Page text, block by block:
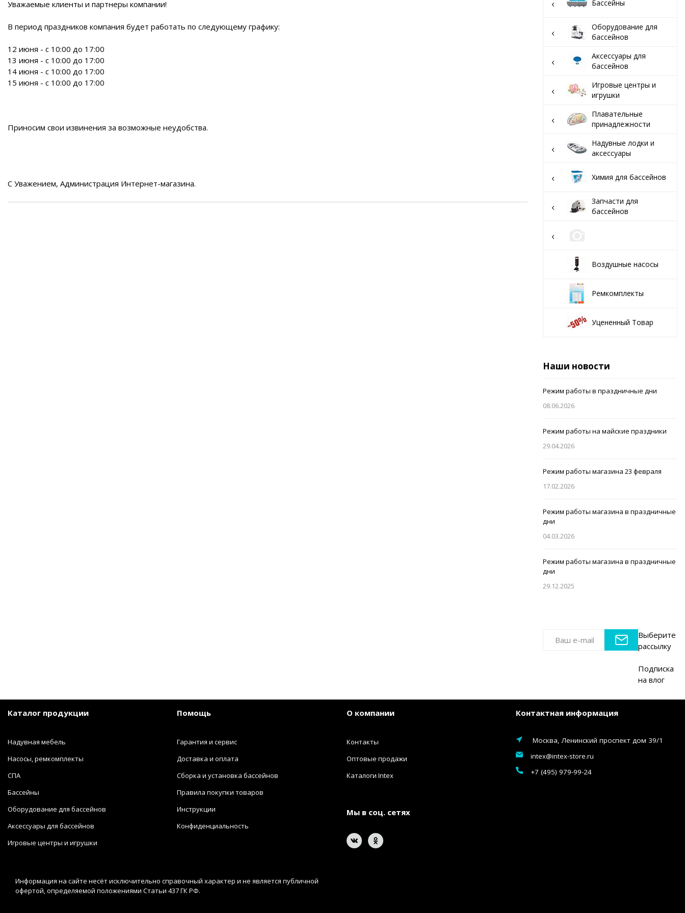
Бассейны
Оборудование для
бассейнов
Аксессуары для
бассейнов
Игровые центры и
игрушки
Плавательные
принадлежности
Надувные лодки и
аксессуары
Химия для бассейнов
Запчасти для
бассейнов
Воздушные насосы
Ремкомплекты
Уцененный Товар
Наши новости
Режим работы в праздничные дни
08.06.2026
Режим работы на майские праздники
29.04.2026
Режим работы магазина 23 февраля
17.02.2026
Режим работы магазина в праздничные
дни
04.03.2026
Режим работы магазина в праздничные
дни
29.12.2025
Выберите
рассылку
Подписка
на влог
Уважаемые клиенты и партнеры компании!
В период праздников компания будет работать по следующему графику:
12 июня - с 10:00 до 17:00
13 июня - с 10:00 до 17:00
14 июня - с 10:00 до 17:00
15 июня - с 10:00 до 17:00
Приносим свои извинения за возможные неудобства.
С Уважением, Администрация Интернет-магазина.
Каталог продукции
Надувная мебель
Насосы, ремкомплекты
СПА
Бассейны
Оборудование для бассейнов
Аксессуары для бассейнов
Игровые центры и игрушки
Помощь
Гарантия и сервис
Доставка и оплата
Сборка и установка бассейнов
Правила покупки товаров
Инструкции
Конфиденциальность
О компании
Контакты
Оптовые продажи
Каталоги Intex
Мы в соц. сетях
Контактная информация
Москва, Ленинский проспект дом 39/1
intex@intex-store.ru
+7 (495) 979-99-24
Информация на сайте несёт исключительно справочный характер и не является публичной
офертой, определяемой положениями Статьи 437 ГК РФ.